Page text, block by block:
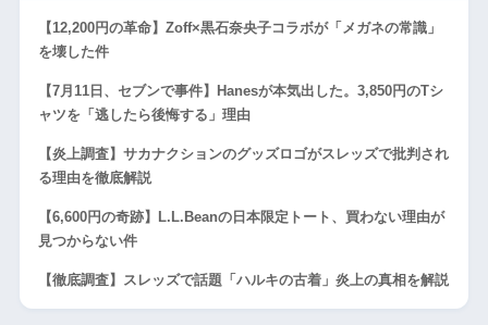
【12,200円の革命】Zoff×黒石奈央子コラボが「メガネの常識」
を壊した件
【7月11日、セブンで事件】Hanesが本気出した。3,850円のTシ
ャツを「逃したら後悔する」理由
【炎上調査】サカナクションのグッズロゴがスレッズで批判され
る理由を徹底解説
【6,600円の奇跡】L.L.Beanの日本限定トート、買わない理由が
見つからない件
【徹底調査】スレッズで話題「ハルキの古着」炎上の真相を解説